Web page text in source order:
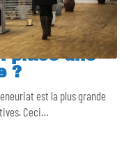
place une
?
est la plus grande
Ceci…